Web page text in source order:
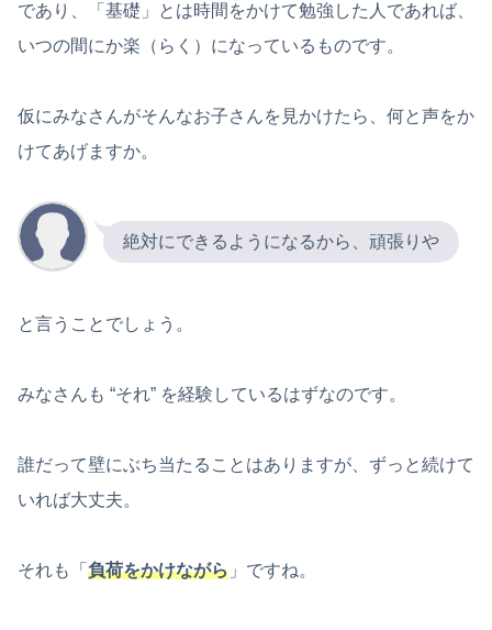
であり、「基礎」とは時間をかけて勉強した人であれば、
いつの間にか楽（らく）になっているものです。
仮にみなさんがそんなお子さんを見かけたら、何と声をか
けてあげますか。
絶対にできるようになるから、頑張りや
と言うことでしょう。
みなさんも “それ” を経験しているはずなのです。
誰だって壁にぶち当たることはありますが、ずっと続けて
いれば大丈夫。
それも「 負荷をかけながら 」ですね。